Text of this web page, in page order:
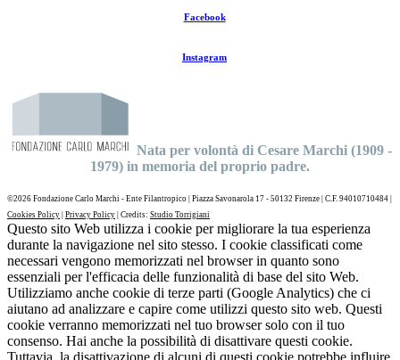
Facebook
Instagram
Nata per volontà di Cesare Marchi (1909 -
1979) in memoria del proprio padre.
©2026 Fondazione Carlo Marchi - Ente Filantropico | Piazza Savonarola 17 - 50132 Firenze | C.F. 94010710484 |
Cookies Policy Privacy Policy | Credits: Studio Torrigiani
Questo sito Web utilizza i cookie per migliorare la tua esperienza
durante la navigazione nel sito stesso. I cookie classificati come
necessari vengono memorizzati nel browser in quanto sono
essenziali per l'efficacia delle funzionalità di base del sito Web.
Utilizziamo anche cookie di terze parti (Google Analytics) che ci
aiutano ad analizzare e capire come utilizzi questo sito web. Questi
cookie verranno memorizzati nel tuo browser solo con il tuo
consenso. Hai anche la possibilità di disattivare questi cookie.
Tuttavia, la disattivazione di alcuni di questi cookie potrebbe influire